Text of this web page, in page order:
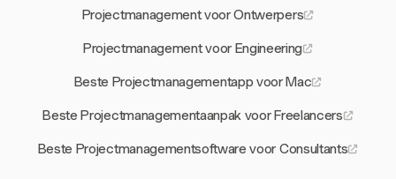
Projectmanagement voor Ontwerpers
Projectmanagement voor Engineering
Beste Projectmanagementapp voor Mac
Beste Projectmanagementaanpak voor Freelancers
Beste Projectmanagementsoftware voor Consultants